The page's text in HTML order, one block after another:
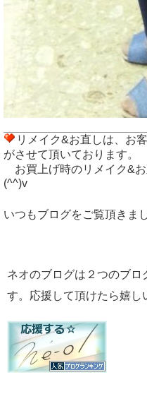
リメイク&お直しは、お
がさせて頂いております。
お買上げ時のリメイク&
(^^)v
いつもブログをご覧頂きま
ネオのブログは２つのブロ
す。応援して頂けたら嬉